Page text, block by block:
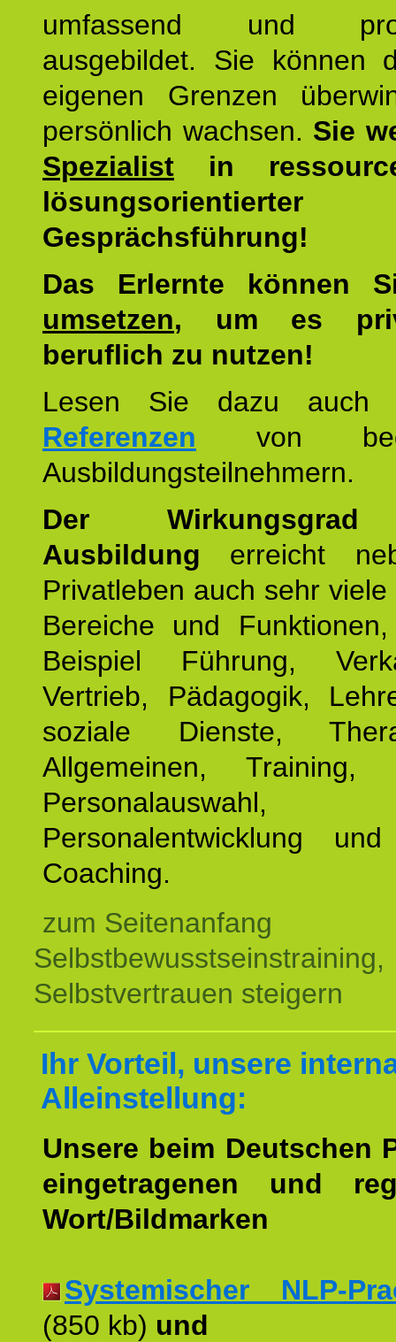
umfassend und
ausgebildet. Sie können
eigenen Grenzen
persönlich wachsen. Sie
Spezialist in
lösungsorientierter
Gesprächsführung!
Das Erlernte können
umsetzen, um es
beruflich zu nutzen!
Lesen Sie dazu
Referenzen von
Ausbildungsteilnehmern.
Der
Ausbildung erreicht
Privatleben auch sehr
Bereiche und
Beispiel Führung,
Vertrieb, Pädagogik,
soziale Dienste,
Allgemeinen, Training,
Personalauswahl,
Personalentwicklung
Coaching.
zum Seitenanfang
Selbstbewusstseinstraining,
Selbstvertrauen steigern
Ihr Vorteil, unsere
Alleinstellung:
Unsere beim Deutschen
eingetragenen und
Wort/Bildmarken
Systemischer NLP-
(850 kb) und